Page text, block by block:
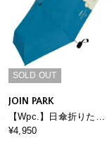
SOLD OUT
JOIN PARK
【Wpc.】日傘折りたた
み ポケモン 遮光冒険の
¥4,950